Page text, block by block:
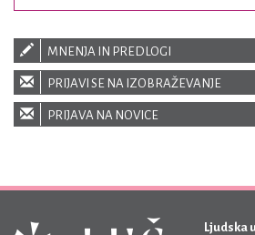
MNENJA IN PREDLOGI
PRIJAVI SE NA IZOBRAŽEVANJE
PRIJAVA NA NOVICE
Ljudska